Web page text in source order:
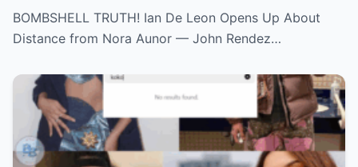
Aunor – John Rendez Accused of Causing
an Irreparable Rift in the Family!
BOMBSHELL TRUTH! Ian De Leon Opens Up About
Distance from Nora Aunor — John Rendez…